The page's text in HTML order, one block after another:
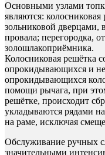
Основными узлами
являются:
зольниковой дверцами,
провала; перегородка,
золошлакоприёмника.
Колосниковая решётка
опрокидывающихся и
опрокидывающихся
помощи рычага, при
решётке, происходит
укладываются рядами
на раме, исключая
Обслуживание ручных
значительными